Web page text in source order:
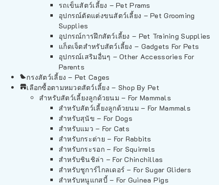
รถเข็นสัตว์เลี้ยง – Pet Prams
อุปกรณ์ตัดแต่งขนสัตว์เลี้ยง – Pet Grooming
Supplies
อุปกรณ์การฝึกสัตว์เลี้ยง – Pet Training Supplies
แก็ดเจ็ตสำหรับสัตว์เลี้ยง – Gadgets For Pets
อุปกรณ์เสริมอื่นๆ – Other Accessories For
Parents
กรงสัตว์เลี้ยง – Pet Cages
เลือกซื้อตามหมวดสัตว์เลี้ยง – Shop By Pet
สำหรับสัตว์เลี้ยงลูกด้วยนม – For Mammals
สำหรับสัตว์เลี้ยงลูกด้วยนม – For Mammals
สำหรับสุนัข – For Dogs
สำหรับแมว – For Cats
สำหรับกระต่าย – For Rabbits
สำหรับกระรอก – For Squirrels
สำหรับชินชิล่า – For Chinchillas
สำหรับชูการ์ไกลเดอร์ – For Sugar Gliders
สำหรับหนูแกสบี้ – For Guinea Pigs